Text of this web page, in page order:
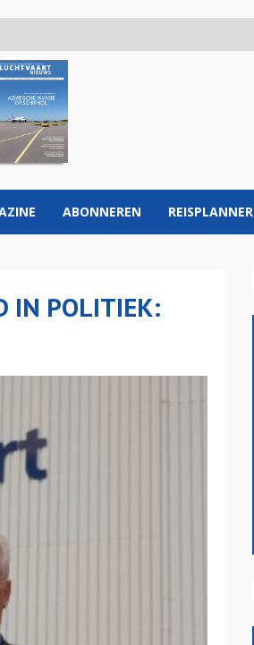
ABONNEREN REISPLANNER
IN POLITIEK: